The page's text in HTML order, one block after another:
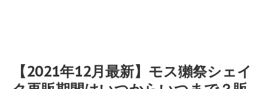
【2021年12月最新】モス獺祭シェイ